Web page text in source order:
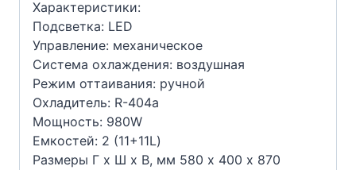
Характеристики:
Подсветка: LED
Управление: механическое
Система охлаждения: воздушная
Режим оттаивания: ручной
Охладитель: R-404а
Мощность: 980W
Емкостей: 2 (11+11L)
Размеры Г х Ш х В, мм 580 х 400 х 870